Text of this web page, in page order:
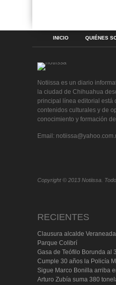
INICIO QUIÉNES
Notiissa es un diario
la ciudad de Chihuahua
principal línea editorial está
contenidos culturales y de
conocimiento y formación
Email:
Copyright © 2013 Notiissa.
RECIENTES
Clausura alcalde
Parque Colibrí
Gasa de Teófilo Borunda al
Cumple 30 años la Policía
Sigue Marco Bonilla arriba
Arturo Zubía suma 380